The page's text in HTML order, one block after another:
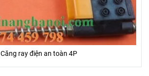
Căng ray điện an toàn 4P